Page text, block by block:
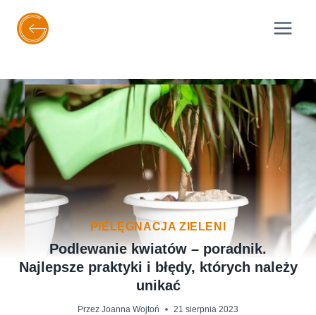
treści
PIELĘGNACJA ZIELENI
Podlewanie kwiatów – poradnik.
Najlepsze praktyki i błędy, których należy
unikać
Przez Joanna Wojtoń 21 sierpnia 2023